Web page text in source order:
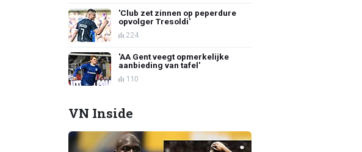
'Club zet zinnen op peperdure
opvolger Tresoldi'
224
'AA Gent veegt opmerkelijke
aanbieding van tafel'
110
VN Inside